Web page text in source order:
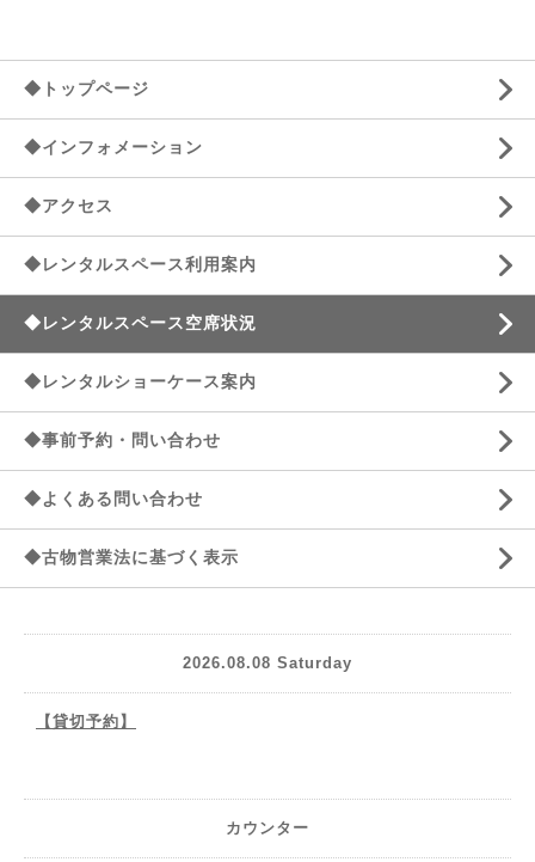
◆トップページ
◆インフォメーション
◆アクセス
◆レンタルスペース利用案内
◆レンタルスペース空席状況
◆レンタルショーケース案内
◆事前予約・問い合わせ
◆よくある問い合わせ
◆古物営業法に基づく表示
2026.08.08 Saturday
【貸切予約】
カウンター